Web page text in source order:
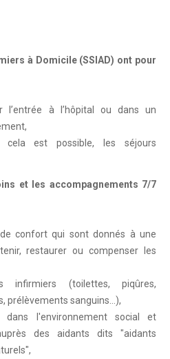
municipaux
à Domicile (SSIAD) ont pour
à l’hôpital ou dans un
cela est possible, les séjours
et les accompagnements 7/7
confort qui sont donnés à une
restaurer ou compenser les
infirmiers (toilettes, piqûres,
prélèvements sanguins…),
dans l'environnement social et
des aidants dits "aidants